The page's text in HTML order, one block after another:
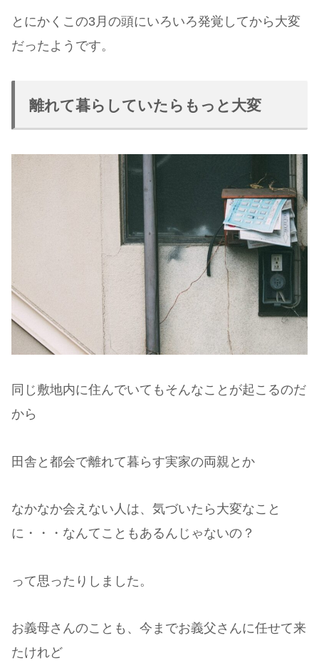
とにかくこの3月の頭にいろいろ発覚してから大変
だったようです。
離れて暮らしていたらもっと大変
同じ敷地内に住んでいてもそんなことが起こるのだ
から
田舎と都会で離れて暮らす実家の両親とか
なかなか会えない人は、気づいたら大変なこと
に・・・なんてこともあるんじゃないの？
って思ったりしました。
お義母さんのことも、今までお義父さんに任せて来
たけれど